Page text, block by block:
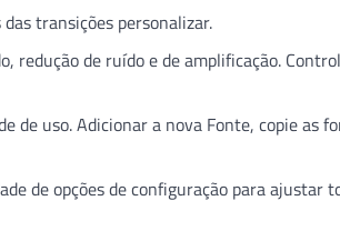
transições personalizar.
redução de ruído e de amplificação.
de uso. Adicionar a nova Fonte, copie as
de opções de configuração para ajustar